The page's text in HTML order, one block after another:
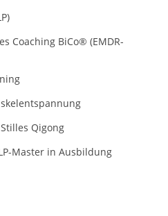
Coaching BiCo® (EMDR-
Qigong
Master in Ausbildung